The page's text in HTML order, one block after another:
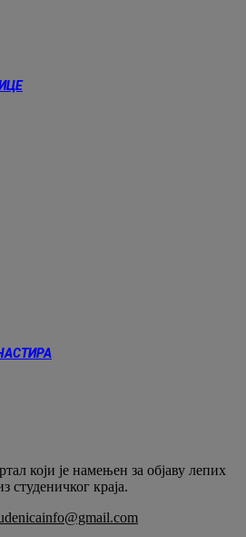
који је намењен за објaву лепих
студеничког краја.